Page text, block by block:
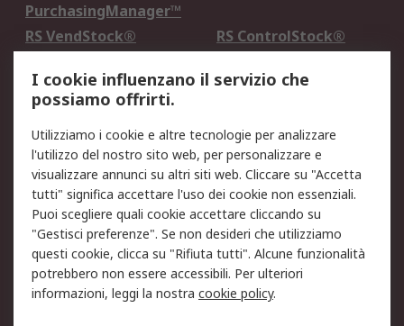
PurchasingManager™
RS VendStock®
RS ControlStock®
Legale
Informativa Cookie
Informativa Privacy -
Aggiornata
Email Security
Termini d'uso
Condizioni di vendita
Condizioni generali di
servizio
Etica e responsabilità
Chi Siamo
I cookie influenzano il servizio che
possiamo offrirti.
Utilizziamo i cookie e altre tecnologie per analizzare
l'utilizzo del nostro sito web, per personalizzare e
visualizzare annunci su altri siti web. Cliccare su "Accetta
tutti" significa accettare l'uso dei cookie non essenziali.
Puoi scegliere quali cookie accettare cliccando su
"Gestisci preferenze". Se non desideri che utilizziamo
questi cookie, clicca su "Rifiuta tutti". Alcune funzionalità
potrebbero non essere accessibili. Per ulteriori
informazioni, leggi la nostra cookie policy.